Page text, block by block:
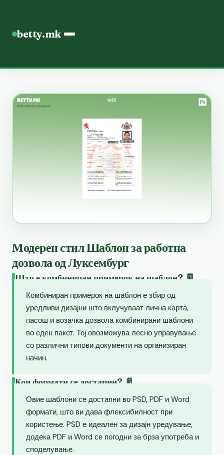
betty.mk
Модерен стил Шаблон за работна
дозвола од Луксембург
Што е комбиниран примерок на шаблон? 🧾
Комбиниран примерок на шаблон е збир од
уредливи дизајни што вклучуваат лична карта,
пасош и возачка дозвола комбинирани шаблони
во еден пакет. Тој овозможува лесно управување
со различни типови документи на организиран
начин.
Кои формати се достапни? 📄
Овие шаблони се достапни во PSD, PDF и Word
формати, што ви дава флексибилност при
користење. PSD е идеален за дизајн уредување,
додека PDF и Word се погодни за брза употреба и
споделување.